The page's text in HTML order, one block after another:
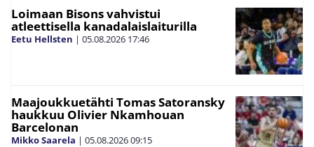
Loimaan Bisons vahvistui
atleettisella kanadalaislaiturilla
Eetu Hellsten | 05.08.2026 17:46
Maajoukkuetähti Tomas Satoransky
haukkuu Olivier Nkamhouan
Barcelonan
Mikko Saarela | 05.08.202609:15